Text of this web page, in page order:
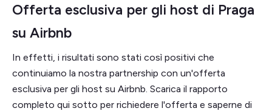
Offerta esclusiva per gli host di Praga
su Airbnb
In effetti, i risultati sono stati così positivi che
continuiamo la nostra partnership con un'offerta
esclusiva per gli host su Airbnb. Scarica il rapporto
completo qui sotto per richiedere l'offerta e saperne di